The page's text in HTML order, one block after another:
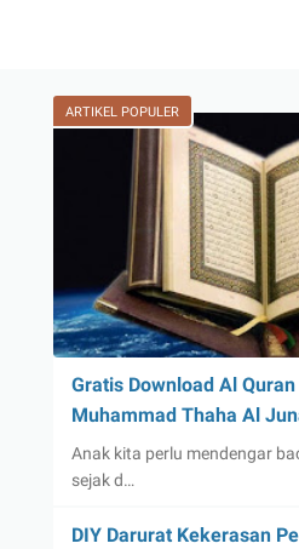
ARTIKEL POPULER
Gratis Download Al
Muhammad Thaha Al
Anak kita perlu mendengar
sejak d…
DIY Darurat Kekerasan